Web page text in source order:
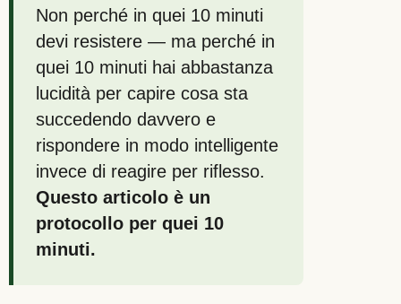
Non perché in quei 10 minuti
devi resistere — ma perché in
quei 10 minuti hai abbastanza
lucidità per capire cosa sta
succedendo davvero e
rispondere in modo intelligente
invece di reagire per riflesso.
Questo articolo è un
protocollo per quei 10
minuti.